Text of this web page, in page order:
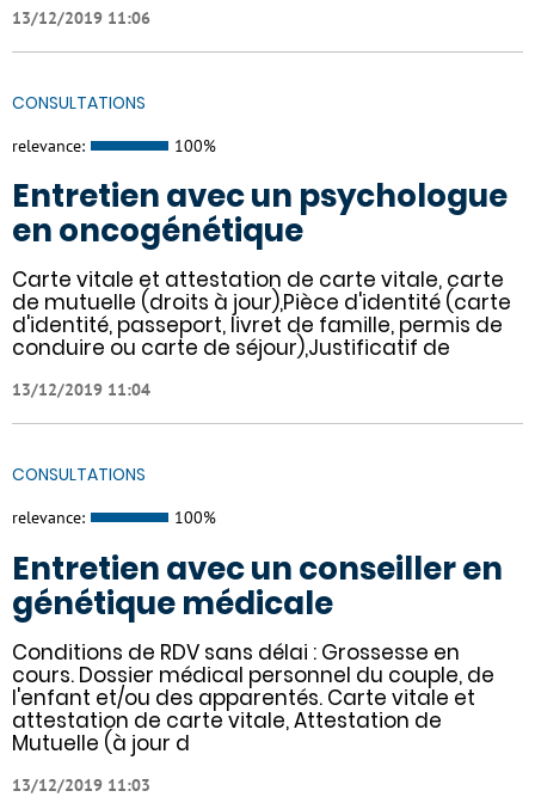
13/12/2019 11:06
CONSULTATIONS
relevance: 100%
Entretien avec un psychologue
en oncogénétique
Carte vitale et attestation de carte vitale, carte
de mutuelle (droits à jour),Pièce d'identité (carte
d'identité, passeport, livret de famille, permis de
conduire ou carte de séjour),Justificatif de
13/12/2019 11:04
CONSULTATIONS
relevance: 100%
Entretien avec un conseiller en
génétique médicale
Conditions de RDV sans délai : Grossesse en
cours. Dossier médical personnel du couple, de
l'enfant et/ou des apparentés. Carte vitale et
attestation de carte vitale, Attestation de
Mutuelle (à jour d
13/12/2019 11:03